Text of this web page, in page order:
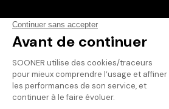
Vos avis
Donnez votre avis
Votre note